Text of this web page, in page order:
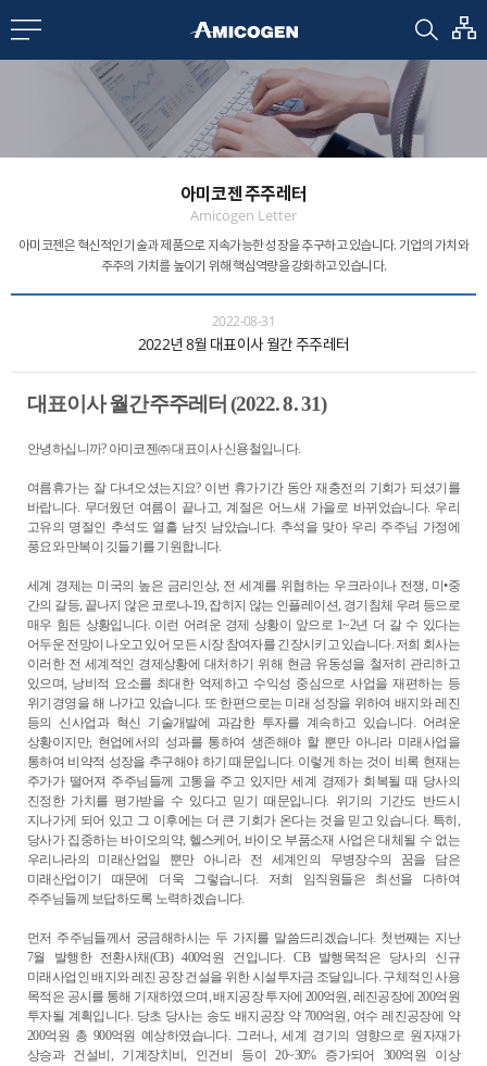
아미코젠 주주레터
Amicogen Letter
아미코젠은 혁신적인 기술과 제품으로 지속가능한 성장을 추구하고 있습니다. 기업의 가치와
주주의 가치를 높이기 위해 핵심역량을 강화하고 있습니다.
2022-08-31
2022년 8월 대표이사 월간 주주레터
대표이사 월간주주레터 (2022. 8. 31)
안녕하십니까? 아미코젠㈜ 대표이사 신용철입니다.
여름휴가는 잘 다녀오셨는지요? 이번 휴가기간 동안 재충전의 기회가 되셨기를
바랍니다. 무더웠던 여름이 끝나고,계절은 어느새 가을로 바뀌었습니다. 우리
고유의 명절인 추석도 열흘 남짓 남았습니다. 추석을 맞아 우리 주주님 가정에
풍요와 만복이 깃들기를 기원합니다.
세계 경제는 미국의 높은 금리인상, 전 세계를 위협하는 우크라이나 전쟁, 미•중
간의 갈등, 끝나지 않은 코로나-19, 잡히지 않는 인플레이션, 경기침체 우려 등으로
매우 힘든 상황입니다. 이런 어려운 경제 상황이 앞으로 1~2년 더 갈 수 있다는
어두운 전망이 나오고 있어 모든 시장 참여자를 긴장시키고 있습니다. 저희 회사는
이러한 전 세계적인 경제상황에 대처하기 위해 현금 유동성을 철저히 관리하고
있으며, 낭비적 요소를 최대한 억제하고 수익성 중심으로 사업을 재편하는 등
위기경영을 해 나가고 있습니다. 또 한편으로는 미래 성장을 위하여 배지와 레진
등의 신사업과 혁신 기술개발에 과감한 투자를 계속하고 있습니다. 어려운
상황이지만, 현업에서의 성과를 통하여 생존해야 할 뿐만 아니라 미래사업을
통하여 비약적 성장을 추구해야 하기 때문입니다. 이렇게 하는 것이 비록 현재는
주가가 떨어져 주주님들께 고통을 주고 있지만 세계 경제가 회복될 때 당사의
진정한 가치를 평가받을 수 있다고 믿기 때문입니다. 위기의 기간도 반드시
지나가게 되어 있고 그 이후에는 더 큰 기회가 온다는 것을 믿고 있습니다. 특히 ,
당사가 집중하는 바이오의약, 헬스케어, 바이오 부품소재 사업은 대체될 수 없는
우리나라의 미래산업일 뿐만 아니라 전 세계인의 무병장수의 꿈을 담은
미래산업이기 때문에 더욱 그렇습니다. 저희 임직원들은 최선을 다하여
주주님들께 보답하도록 노력하겠습니다.
먼저 주주님들께서 궁금해하시는 두 가지를 말씀드리겠습니다. 첫번째는 지난
7월 발행한 전환사채(CB) 400억원 건입니다. CB 발행목적은 당사의 신규
미래사업인 배지와 레진 공장 건설을 위한 시설투자금 조달입니다. 구체적인 사용
목적은 공시를 통해 기재하였으며,배지공장 투자에 200억원, 레진공장에 200억원
투자될 계획입니다. 당초 당사는 송도 배지공장 약 700억원, 여수 레진공장에 약
200억원 총 900억원 예상하였습니다. 그러나,세계 경기의 영향으로 원자재가
상승과 건설비 , 기계장치비, 인건비 등이20~30% 증가되어 300억원 이상